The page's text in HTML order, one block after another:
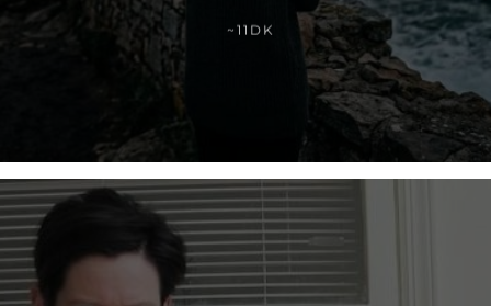
~11DK